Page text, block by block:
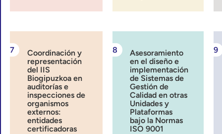
Coordinación y
representación
del IIS
Biogipuzkoa en
auditorías e
inspecciones de
organismos
externos:
entidades
certificadoras
Asesoramiento
en el diseño e
implementación
de Sistemas de
Gestión de
Calidad en otras
Unidades y
Plataformas
bajo la Normas
ISO 9001